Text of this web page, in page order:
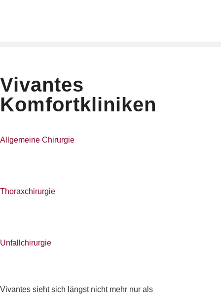
Vivantes
Komfortkliniken
Allgemeine Chirurgie
Thoraxchirurgie
Unfallchirurgie
Vivantes sieht sich längst nicht mehr nur als